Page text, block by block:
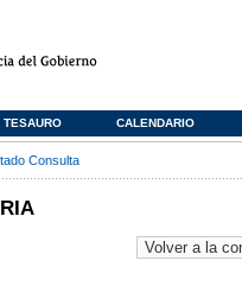
TESAURO CALENDARIO
Consulta